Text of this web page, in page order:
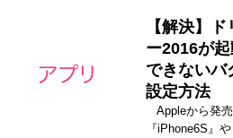
【解決】
ー2016が
できないバ
設定方法
Appleから発
『iPhone6S』